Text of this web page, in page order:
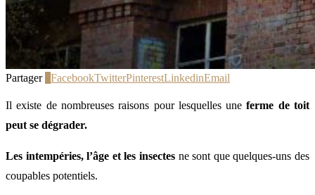
Partager FacebookTwitterPinterestLinkedinEmail
Il existe de nombreuses raisons pour lesquelles uneferme de toit
peut se dégrader.
Les intempéries, l’âge et les insectes ne sont que quelques-uns des
coupables potentiels.